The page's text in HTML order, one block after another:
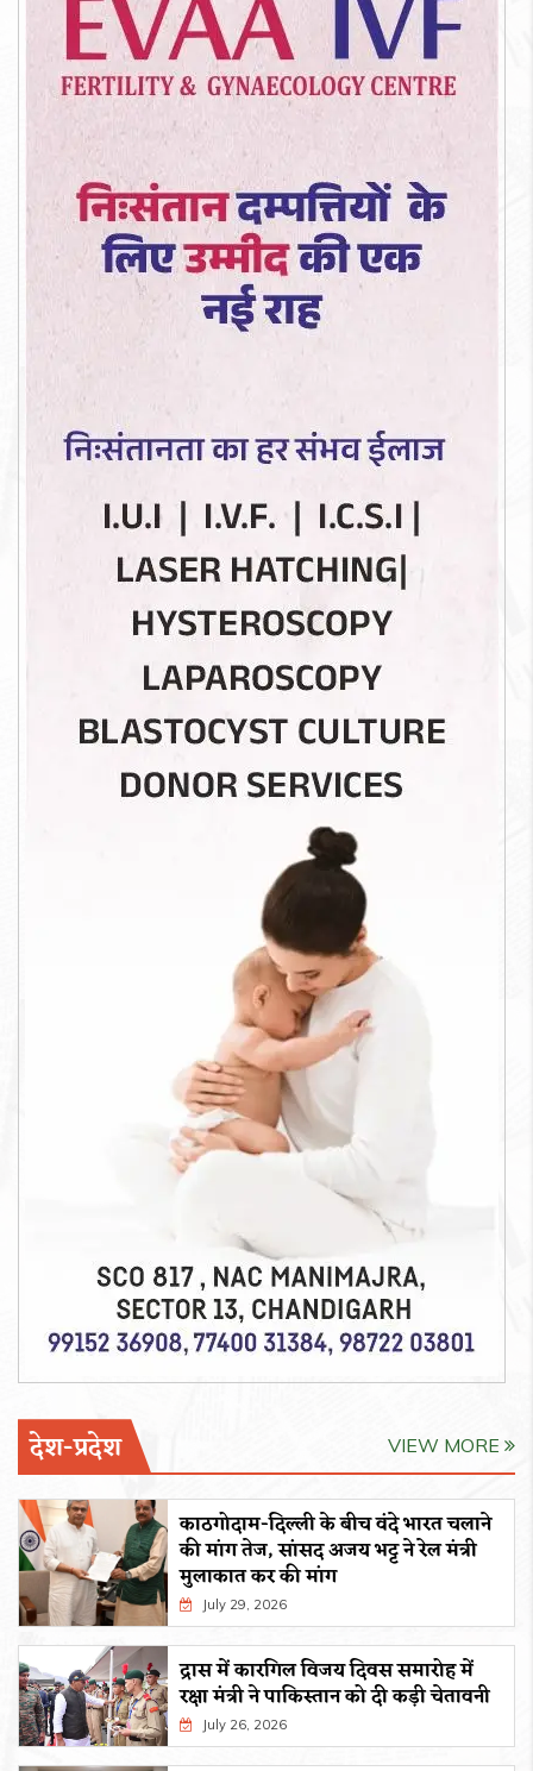
देश-प्रदेश VIEW MORE
काठगोदाम-दिल्ली के बीच वंदे भारत चलाने
की मांग तेज, सांसद अजय भट्ट ने रेल मंत्री
मुलाकात कर की मांग
July 29, 2026
द्रास में कारगिल विजय दिवस समारोह में
रक्षा मंत्री ने पाकिस्तान को दी कड़ी चेतावनी
July 26, 2026